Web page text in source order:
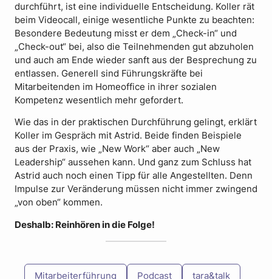
durchführt, ist eine individuelle Entscheidung. Koller rät
beim Videocall, einige wesentliche Punkte zu beachten:
Besondere Bedeutung misst er dem „Check-in“ und
„Check-out“ bei, also die Teilnehmenden gut abzuholen
und auch am Ende wieder sanft aus der Besprechung zu
entlassen. Generell sind Führungskräfte bei
Mitarbeitenden im Homeoffice in ihrer sozialen
Kompetenz wesentlich mehr gefordert.
Wie das in der praktischen Durchführung gelingt, erklärt
Koller im Gespräch mit Astrid. Beide finden Beispiele
aus der Praxis, wie „New Work“ aber auch „New
Leadership“ aussehen kann. Und ganz zum Schluss hat
Astrid auch noch einen Tipp für alle Angestellten. Denn
Impulse zur Veränderung müssen nicht immer zwingend
„von oben“ kommen.
Deshalb: Reinhören in die Folge!
Mitarbeiterführung Podcast tara&talk